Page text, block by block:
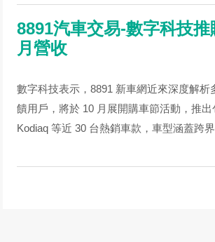
8891汽車交易-數字科技
月營收
數字科技表示，8891 新車網近來深度解
饋用戶，將於 10 月展開購車節活動，推
Kodiaq 等近 30 台熱銷車款，車型涵蓋跨